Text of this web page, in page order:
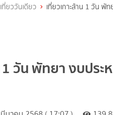
เที่ยววันเดียว เที่ยวเกาะล้าน 1 วัน พั
1 วัน พัทยา งบปร